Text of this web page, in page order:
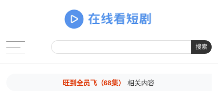
搜索
旺到全员飞（68集） 相关内容